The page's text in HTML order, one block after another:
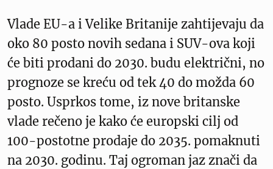
Vlade EU-a i Velike Britanije zahtijevaju da
oko 80 posto novih sedana i SUV-ova koji
će biti prodani do 2030. budu električni, no
prognoze se kreću od tek 40 do možda 60
posto. Usprkos tome, iz nove britanske
vlade rečeno je kako će europski cilj od
100-postotne prodaje do 2035. pomaknuti
na 2030. godinu. Taj ogroman jaz znači da